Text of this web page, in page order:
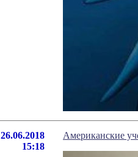
26.06.2018
15:18
Американские